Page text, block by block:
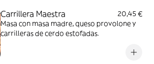
Carrillera Maestra
20,45 €
Masa con masa madre, queso provolone y
carrilleras de cerdo estofadas.